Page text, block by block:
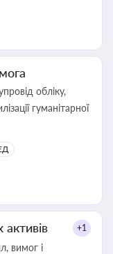
обліку,
гуманітарної
активів +1
вимог і